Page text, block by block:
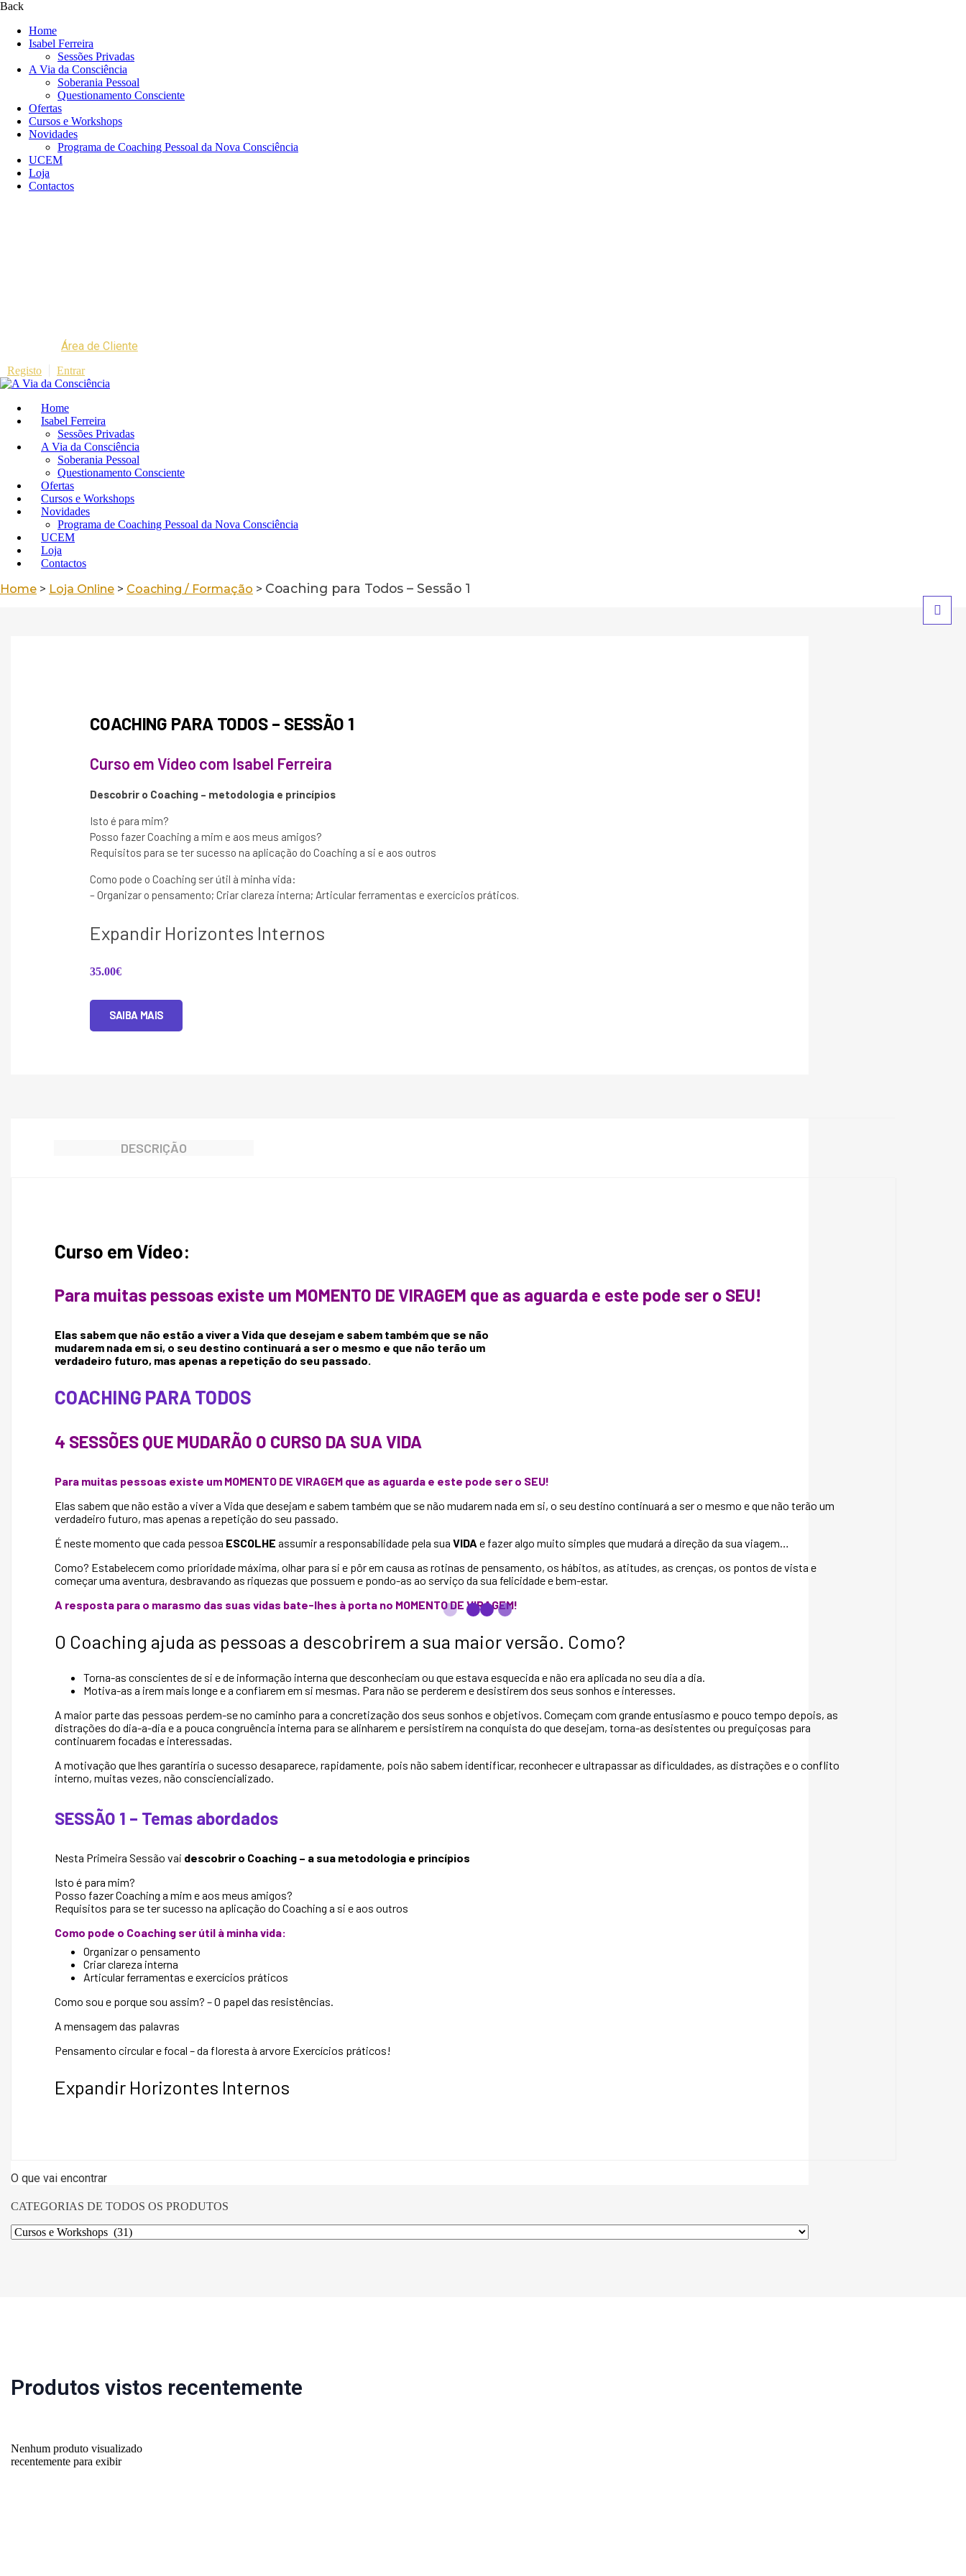
Back
Home
Isabel Ferreira
Sessões Privadas
A Via da Consciência
Soberania Pessoal
Questionamento Consciente
Ofertas
Cursos e Workshops
Novidades
Programa de Coaching Pessoal da Nova Consciência
UCEM
Loja
Contactos
Área de Cliente
Registo Entrar
Home
Isabel Ferreira
Sessões Privadas
A Via da Consciência
Soberania Pessoal
Questionamento Consciente
Ofertas
Cursos e Workshops
Novidades
Programa de Coaching Pessoal da Nova Consciência
UCEM
Loja
Contactos
Home > Loja Online > Coaching / Formação > Coaching para Todos – Sessão 1
COACHING PARA TODOS – SESSÃO 1
Curso em Vídeo com Isabel Ferreira
Descobrir o Coaching – metodologia e princípios
Isto é para mim?
Posso fazer Coaching a mim e aos meus amigos?
Requisitos para se ter sucesso na aplicação do Coaching a si e aos outros
Como pode o Coaching ser útil à minha vida:
– Organizar o pensamento; Criar clareza interna; Articular ferramentas e exercícios práticos.
Expandir Horizontes Internos
35.00€
SAIBA MAIS
DESCRIÇÃO
Curso em Vídeo:
Para muitas pessoas existe um MOMENTO DE VIRAGEM que as aguarda e este pode ser o SEU!
Elas sabem que não estão a viver a Vida que desejam e sabem também que se não
mudarem nada em si, o seu destino continuará a ser o mesmo e que não terão um
verdadeiro futuro, mas apenas a repetição do seu passado.
COACHING PARA TODOS
4 SESSÕES QUE MUDARÃO O CURSO DA SUA VIDA
Para muitas pessoas existe um MOMENTO DE VIRAGEM que as aguarda e este pode ser o SEU!
Elas sabem que não estão a viver a Vida que desejam e sabem também que se não mudarem nada em si, o seu destino continuará a ser o mesmo e que não terão um
verdadeiro futuro, mas apenas a repetição do seu passado.
É neste momento que cada pessoa ESCOLHE assumir a responsabilidade pela sua VIDA e fazer algo muito simples que mudará a direção da sua viagem…
Como? Estabelecem como prioridade máxima, olhar para si e pôr em causa as rotinas de pensamento, os hábitos, as atitudes, as crenças, os pontos de vista e
começar uma aventura, desbravando as riquezas que possuem e pondo-as ao serviço da sua felicidade e bem-estar.
A resposta para o marasmo das suas vidas bate-lhes à porta no MOMENTO DE VIRAGEM!
O Coaching ajuda as pessoas a descobrirem a sua maior versão. Como?
Torna-as conscientes de si e de informação interna que desconheciam ou que estava esquecida e não era aplicada no seu dia a dia.
Motiva-as a irem mais longe e a confiarem em si mesmas. Para não se perderem e desistirem dos seus sonhos e interesses.
A maior parte das pessoas perdem-se no caminho para a concretização dos seus sonhos e objetivos. Começam com grande entusiasmo e pouco tempo depois, as
distrações do dia-a-dia e a pouca congruência interna para se alinharem e persistirem na conquista do que desejam, torna-as desistentes ou preguiçosas para
continuarem focadas e interessadas.
A motivação que lhes garantiria o sucesso desaparece, rapidamente, pois não sabem identificar, reconhecer e ultrapassar as dificuldades, as distrações e o conflito
interno, muitas vezes, não consciencializado.
SESSÃO 1 – Temas abordados
Nesta Primeira Sessão vai descobrir o Coaching – a sua metodologia e princípios
Isto é para mim?
Posso fazer Coaching a mim e aos meus amigos?
Requisitos para se ter sucesso na aplicação do Coaching a si e aos outros
Como pode o Coaching ser útil à minha vida:
Organizar o pensamento
Criar clareza interna
Articular ferramentas e exercícios práticos
Como sou e porque sou assim? – O papel das resistências.
A mensagem das palavras
Pensamento circular e focal – da floresta à arvore Exercícios práticos!
Expandir Horizontes Internos
O que vai encontrar
CATEGORIAS DE TODOS OS PRODUTOS
Produtos vistos recentemente
Nenhum produto visualizado
recentemente para exibir